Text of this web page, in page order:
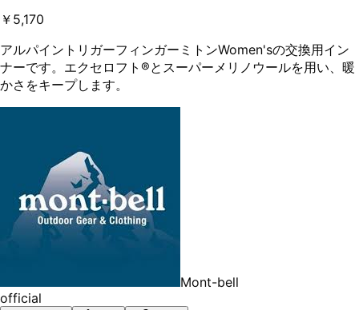
￥5,170
アルパイントリガーフィンガーミトンWomen'sの交換用イン
ナーです。エクセロフト®とスーパーメリノウールを用い、暖
かさをキープします。
Mont-bell
official